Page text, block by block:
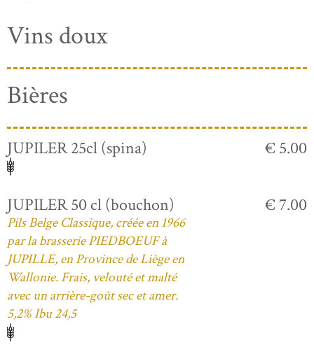
Vins doux
Bières
JUPILER 25cl (spina) € 5.00
JUPILER 50 cl (bouchon)
Pils Belge Classique, créée en 1966
par la brasserie PIEDBOEUF à
JUPILLE, en Province de Liège en
Wallonie. Frais, velouté et malté
avec un arrière-goût sec et amer.
5,2% Ibu 24,5
€ 7.00